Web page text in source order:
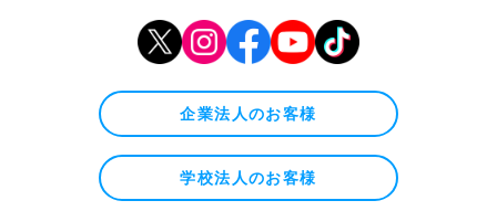
企業法人のお客様
学校法人のお客様